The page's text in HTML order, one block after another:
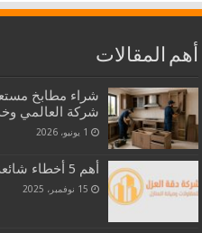
أهم المقالات
شراء مطابخ
شركة العالمي
1 يونيو، 2026
أهم 5 أخطاء شائعة في تنفيذ العزل وكيف تتجنبها
15 نوفمبر، 2025